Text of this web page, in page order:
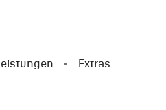
Leistungen Extras